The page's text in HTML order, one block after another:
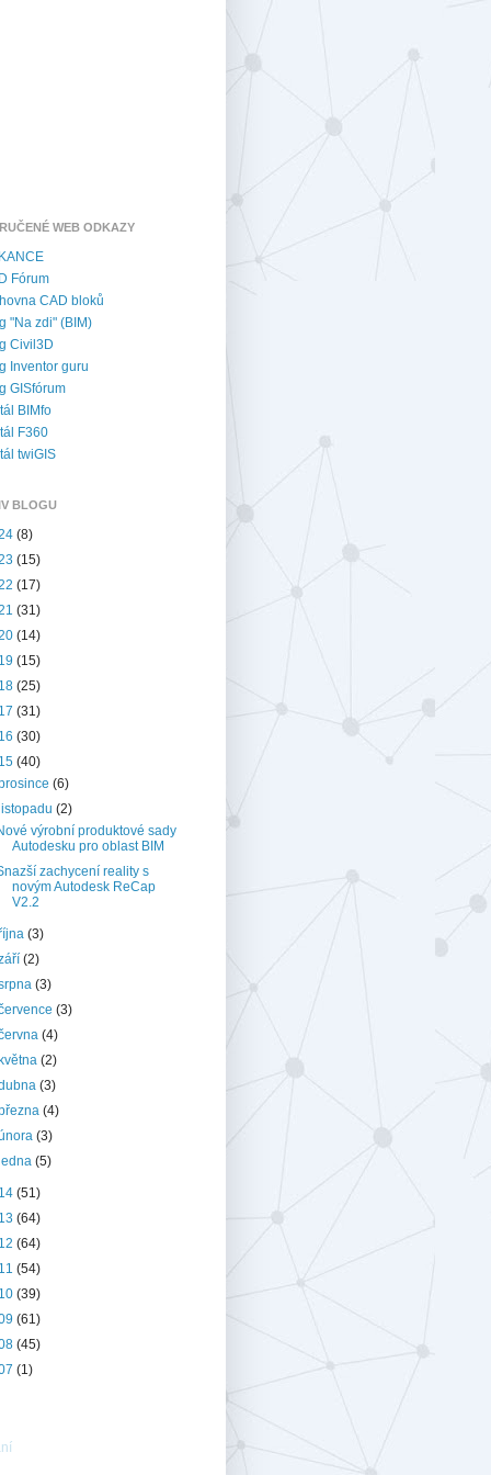
WEB ODKAZY
Fórum
CAD bloků
"Na zdi" (BIM)
Civil3D
Inventor guru
GISfórum
BIMfo
F360
twiGIS
BLOGU
(8)
(15)
(17)
(31)
(14)
(15)
(25)
(31)
(30)
(40)
(6)
(2)
výrobní produktové sady
Autodesku pro oblast BIM
zachycení reality s
novým Autodesk ReCap
V2.2
(3)
(2)
(3)
(3)
(4)
(2)
(3)
(4)
(3)
(5)
(51)
(64)
(64)
(54)
(39)
(61)
(45)
(1)